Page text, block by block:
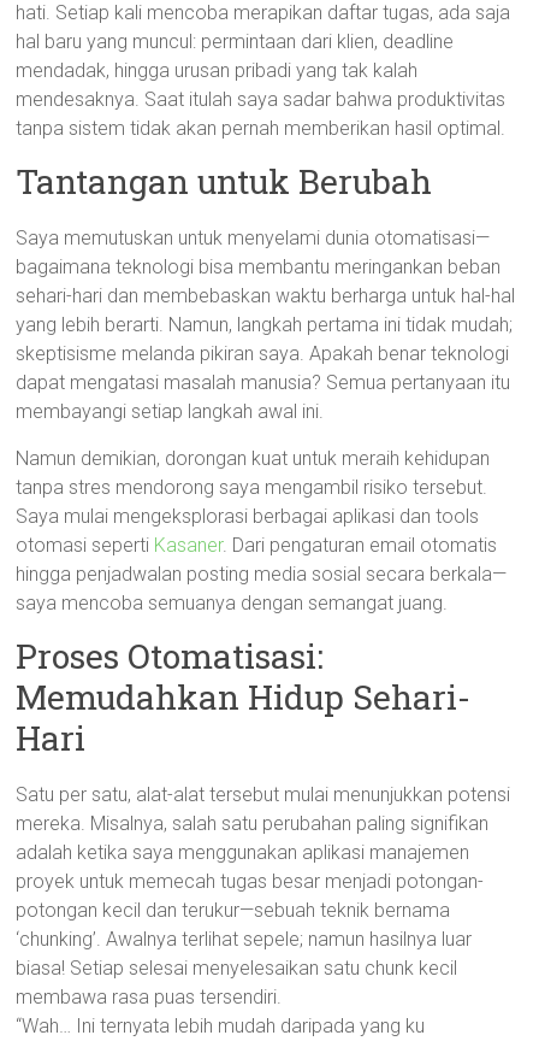
hati. Setiap kali mencoba merapikan daftar tugas, ada saja
hal baru yang muncul: permintaan dari klien, deadline
mendadak, hingga urusan pribadi yang tak kalah
mendesaknya. Saat itulah saya sadar bahwa produktivitas
tanpa sistem tidak akan pernah memberikan hasil optimal.
Tantangan untuk Berubah
Saya memutuskan untuk menyelami dunia otomatisasi—
bagaimana teknologi bisa membantu meringankan beban
sehari-hari dan membebaskan waktu berharga untuk hal-hal
yang lebih berarti. Namun, langkah pertama ini tidak mudah;
skeptisisme melanda pikiran saya. Apakah benar teknologi
dapat mengatasi masalah manusia? Semua pertanyaan itu
membayangi setiap langkah awal ini.
Namun demikian, dorongan kuat untuk meraih kehidupan
tanpa stres mendorong saya mengambil risiko tersebut.
Saya mulai mengeksplorasi berbagai aplikasi dan tools
otomasi seperti Kasaner. Dari pengaturan email otomatis
hingga penjadwalan posting media sosial secara berkala—
saya mencoba semuanya dengan semangat juang.
Proses Otomatisasi:
Memudahkan Hidup Sehari-
Hari
Satu per satu, alat-alat tersebut mulai menunjukkan potensi
mereka. Misalnya, salah satu perubahan paling signifikan
adalah ketika saya menggunakan aplikasi manajemen
proyek untuk memecah tugas besar menjadi potongan-
potongan kecil dan terukur—sebuah teknik bernama
‘chunking’. Awalnya terlihat sepele; namun hasilnya luar
biasa! Setiap selesai menyelesaikan satu chunk kecil
membawa rasa puas tersendiri.
“Wah… Ini ternyata lebih mudah daripada yang ku